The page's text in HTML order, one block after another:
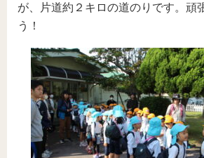
が、片道約２キロの道のりです。頑
う！